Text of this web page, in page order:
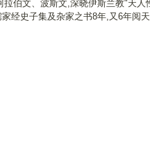
伯文、波斯文,深晓伊斯兰教"天
经史子集及杂家之书8年,又6年阅